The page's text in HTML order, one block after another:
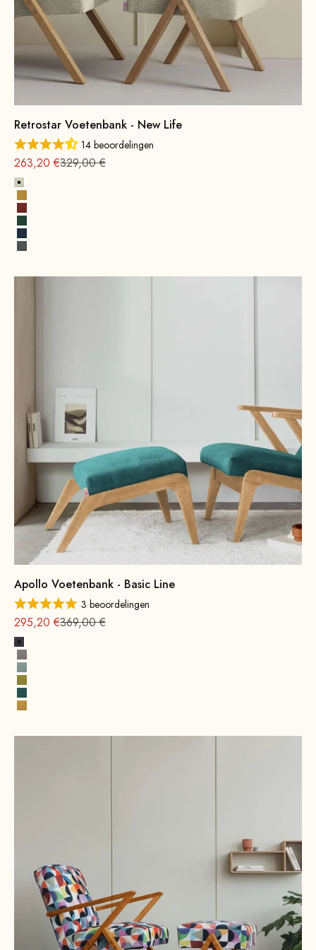
Retrostar Voetenbank - New Life
14 beoordelingen
Aanbieding vanaf
263,20 €Normale
329,00 €
Alabaster
Zonnegeel
Terracotta
Opaalgroen
Kobaltblauw
Rotsgrijs
Apollo Voetenbank - Basic Line
3 beoordelingen
Aanbieding vanaf
295,20 €Normale
369,00 €
Donkergrijs
Grijs
Watergroen
Mosterdgroen
Petrol
Geel